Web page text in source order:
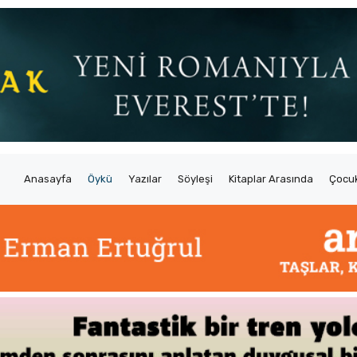
Anasayfa Öykü Yazılar Söyleşi Kitaplar Arasında